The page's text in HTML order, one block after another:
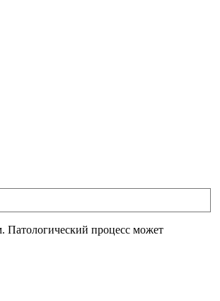
Патологический процесс может